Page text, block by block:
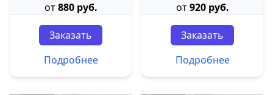
от880 руб.
Заказать
Подробнее
от920 руб.
Заказать
Подробнее